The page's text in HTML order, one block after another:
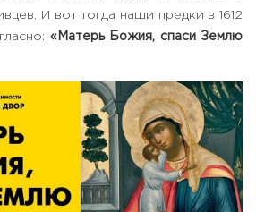
И вот тогда наши предки в 1612
«Матерь Божия, спаси Землю